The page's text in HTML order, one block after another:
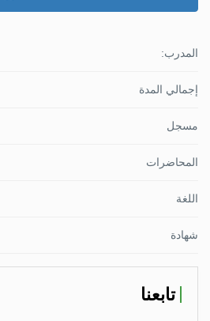
المدرب:
إجمالي المدة
مسجل
المحاضرات
اللغة
شهادة
تابعنا